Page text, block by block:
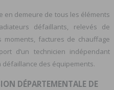
en demeure de tous les éléments
défaillants, relevés de
factures de chauffage
d’un technicien indépendant
défaillance des équipements.
DÉPARTEMENTALE DE